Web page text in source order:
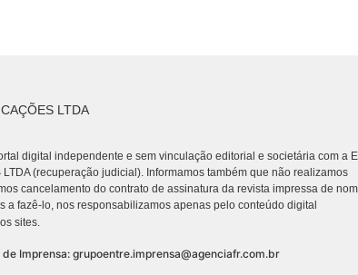
LTDA
digital independente e sem vinculação editorial e societária com a
(recuperação judicial). Informamos também que não realizamos
cancelamento do contrato de assinatura da revista impressa de
a fazê-lo, nos responsabilizamos apenas pelo conteúdo digital
sites.
de Imprensa: grupoentre.imprensa@agenciafr.com.br